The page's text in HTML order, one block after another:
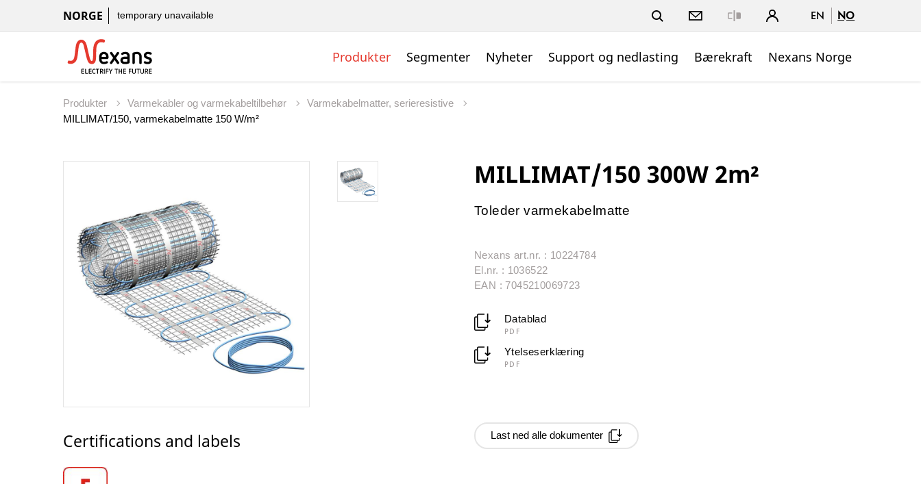
NORGE temporary unavailable EN NO
Produkter Segmenter Nyheter Support og nedlasting Bærekraft Nexans Norge
Produkter Varmekabler og varmekabeltilbehør
Varmekabelmatter, serieresistive
MILLIMAT/150, varmekabelmatte 150 W/m²
Certifications and labels
MILLIMAT/150 300W 2m²
Toleder varmekabelmatte
Nexans art.nr. : 10224784
El.nr. : 1036522
EAN : 7045210069723
Datablad
PDF
Ytelseserklæring
PDF
Last ned alle dokumenter